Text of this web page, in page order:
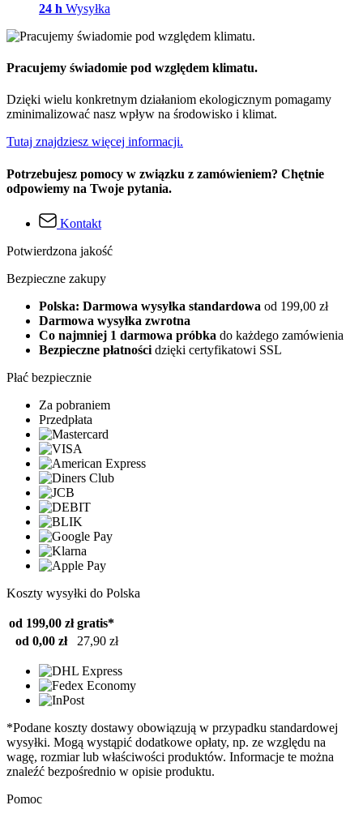
24 h Wysyłka
Pracujemy świadomie pod względem klimatu.
Dzięki wielu konkretnym działaniom ekologicznym pomagamy
zminimalizować nasz wpływ na środowisko i klimat.
Tutaj znajdziesz więcej informacji.
Potrzebujesz pomocy w związku z zamówieniem? Chętnie
odpowiemy na Twoje pytania.
Kontakt
Potwierdzona jakość
Bezpieczne zakupy
Polska: Darmowa wysyłka standardowa od 199,00 zł
Darmowa wysyłka zwrotna
Co najmniej 1 darmowa próbka do każdego zamówienia
Bezpieczne płatności dzięki certyfikatowi SSL
Płać bezpiecznie
Za pobraniem
Przedpłata
Koszty wysyłki do Polska
od 199,00 zł gratis*
od 0,00 zł
27,90 zł
*Podane koszty dostawy obowiązują w przypadku standardowej
wysyłki. Mogą wystąpić dodatkowe opłaty, np. ze względu na
wagę, rozmiar lub właściwości produktów. Informacje te można
znaleźć bezpośrednio w opisie produktu.
Pomoc